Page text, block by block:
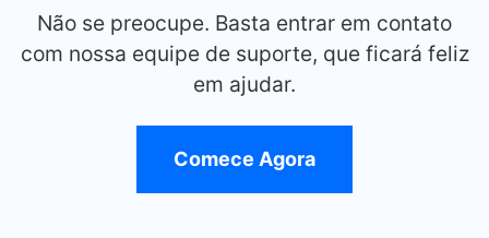
Não se preocupe. Basta entrar em contato
com nossa equipe de suporte, que ficará feliz
em ajudar.
Comece Agora